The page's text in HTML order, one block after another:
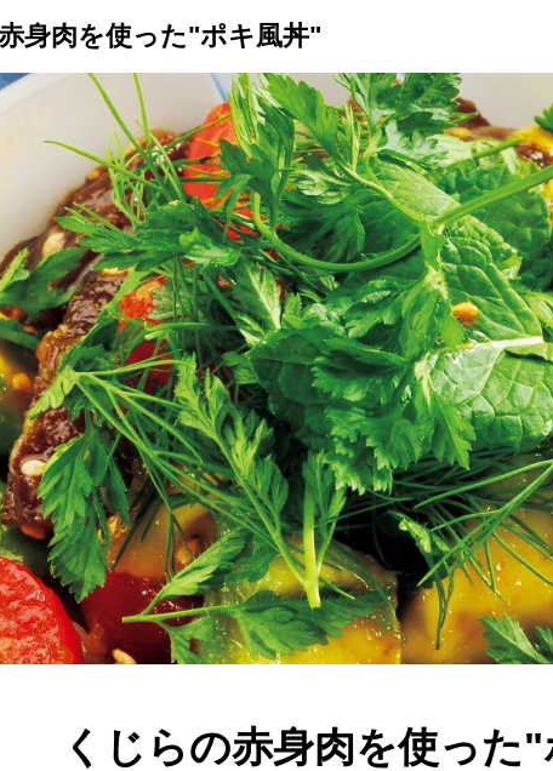
トップ プロが教えるレシピ
身肉を使った"ポキ風丼"
くじらの赤身肉を使った